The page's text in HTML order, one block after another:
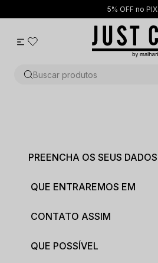
5% OFF no PIX
Buscar produtos
PREENCHA OS SEUS DADOS
QUE ENTRAREMOS EM
CONTATO ASSIM
QUE POSSÍVEL